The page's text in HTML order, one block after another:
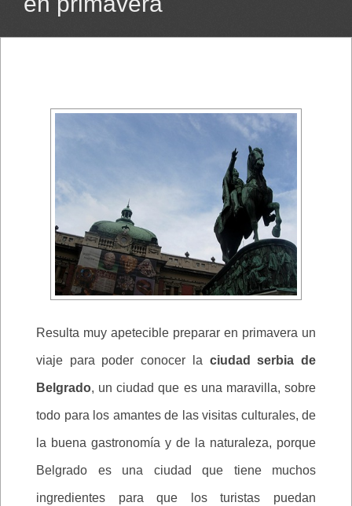
Resulta muy apetecible preparar en primavera un
viaje para poder conocer la ciudad serbia de
Belgrado, un ciudad que es una maravilla, sobre
todo para los amantes de las visitas culturales, de
la buena gastronomía y de la naturaleza, porque
Belgrado es una ciudad que tiene muchos
ingredientes para que los turistas puedan